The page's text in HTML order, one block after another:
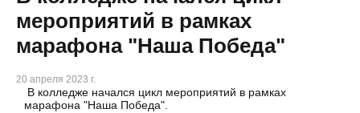
мероприятий в рамках
марафона "Наша Победа"
20 апреля 2023 г.
В колледже начался цикл мероприятий в рамках
марафона "Наша Победа".